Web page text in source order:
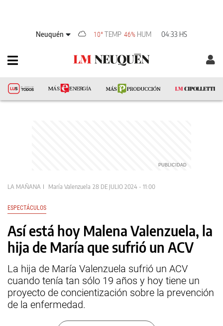
Neuquén 10°TEMP 46% HUM 04:33 HS
LA MAÑANA María Valenzuela 28 DE JULIO 2024 - 11:00
ESPECTÁCULOS
Así está hoy Malena Valenzuela, la
hija de María que sufrió un ACV
La hija de María Valenzuela sufrió un ACV
cuando tenía tan sólo 19 años y hoy tiene un
proyecto de concientización sobre la prevención
de la enfermedad.